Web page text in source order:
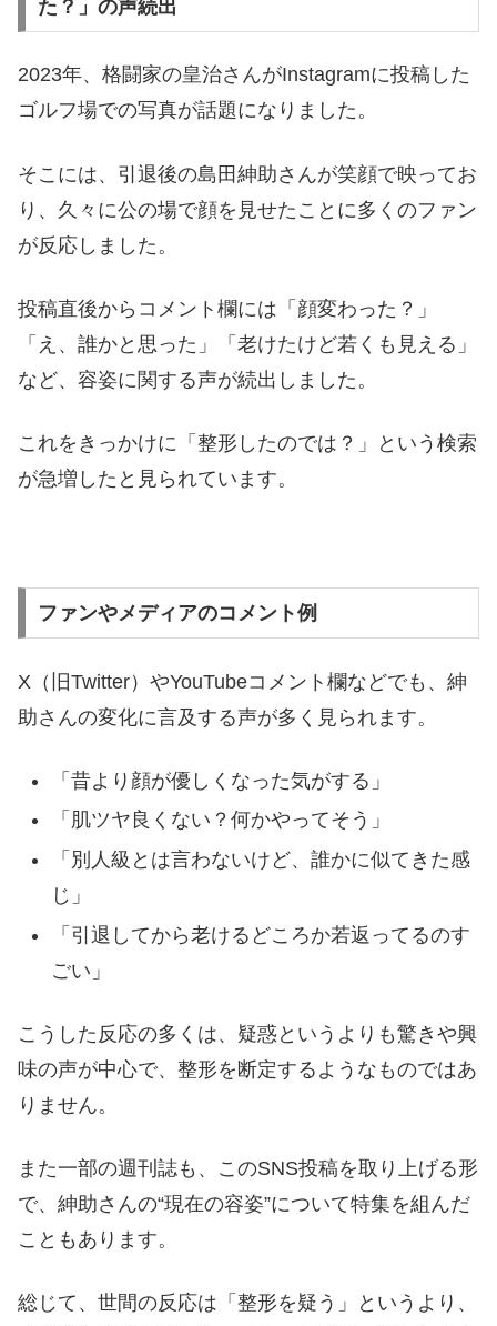
た？」の声続出
2023年、格闘家の皇治さんがInstagramに投稿した
ゴルフ場での写真が話題になりました。
そこには、引退後の島田紳助さんが笑顔で映ってお
り、久々に公の場で顔を見せたことに多くのファン
が反応しました。
投稿直後からコメント欄には「顔変わった？」
「え、誰かと思った」「老けたけど若くも見える」
など、容姿に関する声が続出しました。
これをきっかけに「整形したのでは？」という検索
が急増したと見られています。
ファンやメディアのコメント例
X（旧Twitter）やYouTubeコメント欄などでも、紳
助さんの変化に言及する声が多く見られます。
「昔より顔が優しくなった気がする」
「肌ツヤ良くない？何かやってそう」
「別人級とは言わないけど、誰かに似てきた感
じ」
「引退してから老けるどころか若返ってるのす
ごい」
こうした反応の多くは、疑惑というよりも驚きや興
味の声が中心で、整形を断定するようなものではあ
りません。
また一部の週刊誌も、このSNS投稿を取り上げる形
で、紳助さんの“現在の容姿”について特集を組んだ
こともあります。
総じて、世間の反応は「整形を疑う」というより、